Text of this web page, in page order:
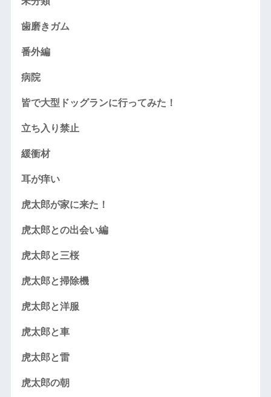
歯磨きガム
番外編
病院
皆で大型ドッグランに行ってみた！
立ち入り禁止
緩衝材
耳が痒い
虎太郎が家に来た！
虎太郎との出会い編
虎太郎と三桜
虎太郎と掃除機
虎太郎と洋服
虎太郎と車
虎太郎と雷
虎太郎の朝